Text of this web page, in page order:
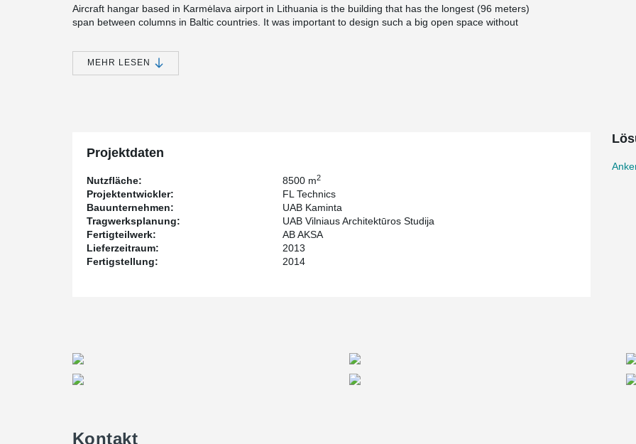
Aircraft hangar based in Karmėlava airport in Lithuania is the building that has the longest (96 meters)
span between columns in Baltic countries. It was important to design such a big open space without
Peikko has delivered the bolt connections for the projects. This Peikko's solution was chosen since it
guarantees accuracy of column installation, connection quality and reliability. One of the most important
MEHR LESEN
Projektdaten
Nutzfläche: 8500 m2
Projektentwickler:
FL Technics
Bauunternehmen:
UAB Kaminta
Tragwerksplanung:
UAB Vilniaus Architektūros Studija
Fertigteilwerk:
AB AKSA
Lieferzeitraum:
2013
Fertigstellung:
2014
Kontakt